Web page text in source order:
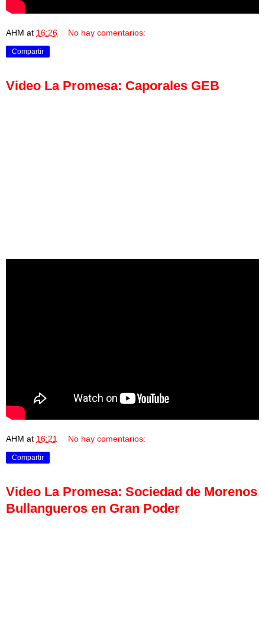
AHM at 16:26 No hay comentarios:
Compartir
Video La Promesa: Caporales GEB
AHM at 16:21 No hay comentarios:
Compartir
Video La Promesa: Sociedad de Morenos
Bullangueros en Gran Poder